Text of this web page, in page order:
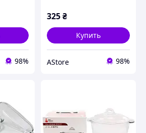
98%
325₴
Купить
AStore 98%